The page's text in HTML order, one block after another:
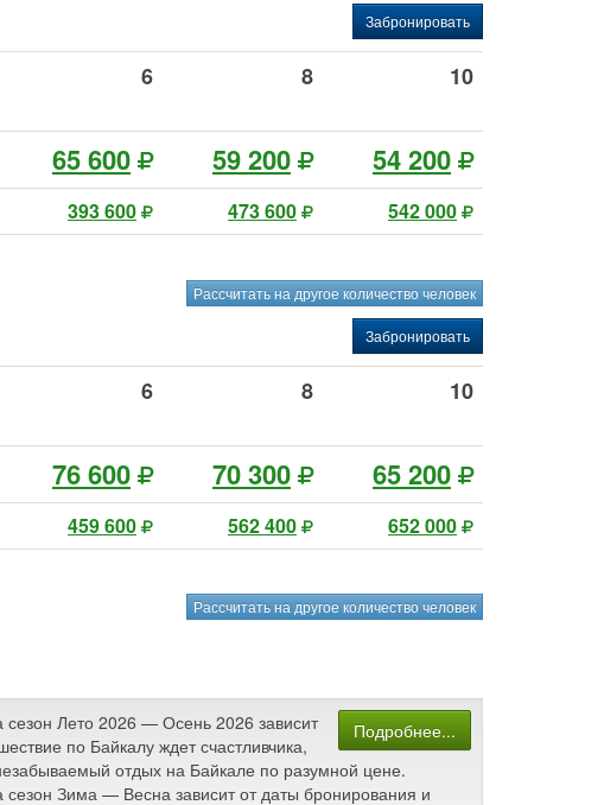
Забронировать
6 8 10
65 600 59 200 54 200
393 600 473 600 542 000
Рассчитать на другое количество человек
Забронировать
6 8 10
76 600 70 300 65 200
459 600 562 400 652 000
Рассчитать на другое количество человек
Подробнее...
сезон Лето 2026 — Осень 2026 зависит
по Байкалу ждет счастливчика,
отдых на Байкале по разумной цене.
Зима — Весна зависит от даты бронирования и